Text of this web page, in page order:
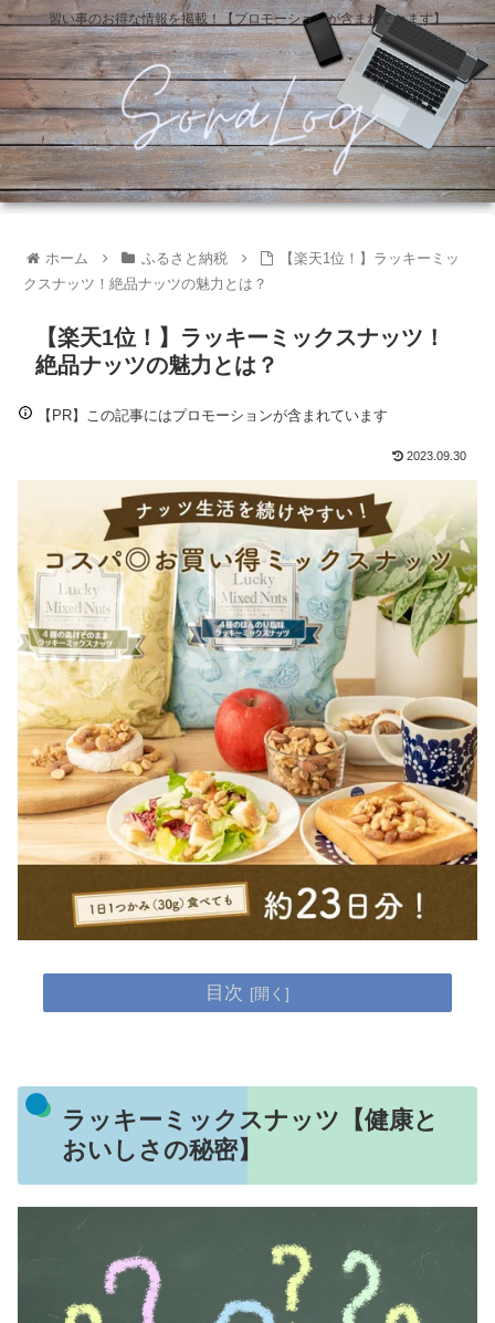
習い事のお得な情報を掲載！【プロモーションが含まれています】
ホーム ふるさと納税
【楽天1位！】ラッキーミッ
クスナッツ！絶品ナッツの魅力とは？
【楽天1位！】ラッキーミックスナッツ！
絶品ナッツの魅力とは？
【PR】この記事にはプロモーションが含まれています
2023.09.30
目次
ラッキーミックスナッツ【健康と
おいしさの秘密】